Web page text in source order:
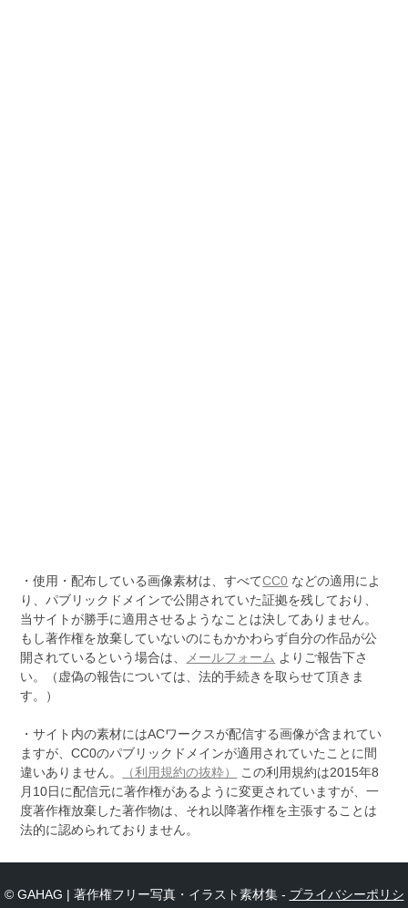
・使用・配布している画像素材は、すべてCC0 などの適用によ
り、パブリックドメインで公開されていた証拠を残しており、
当サイトが勝手に適用させるようなことは決してありません。
もし著作権を放棄していないのにもかかわらず自分の作品が公
開されているという場合は、
メールフォーム よりご報告下さ
い。（虚偽の報告については、法的手続きを取らせて頂きま
す。）
・サイト内の素材にはACワークスが配信する画像が含まれてい
ますが、CC0のパブリックドメインが適用されていたことに間
違いありません。
（利用規約の抜粋）
この利用規約は2015年8
月10日に配信元に著作権があるように変更されていますが、一
度著作権放棄した著作物は、それ以降著作権を主張することは
法的に認められておりません。
© GAHAG | 著作権フリー写真・イラスト素材集 - プライバシーポリシ